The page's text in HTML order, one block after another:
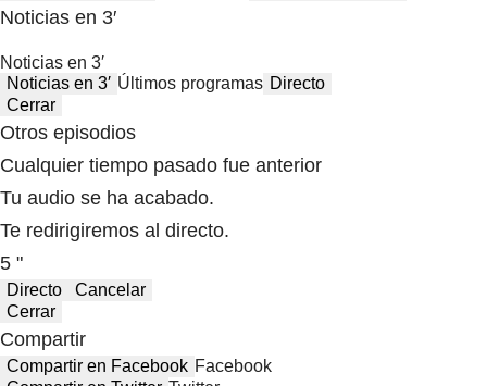
Noticias en 3′
Noticias en 3′
Noticias en 3′ Últimos programas Directo
Cerrar
Otros episodios
Cualquier tiempo pasado fue anterior
Tu audio se ha acabado.
Te redirigiremos al directo.
5 "
Directo
Cancelar
Cerrar
Compartir
Compartir en Facebook Facebook